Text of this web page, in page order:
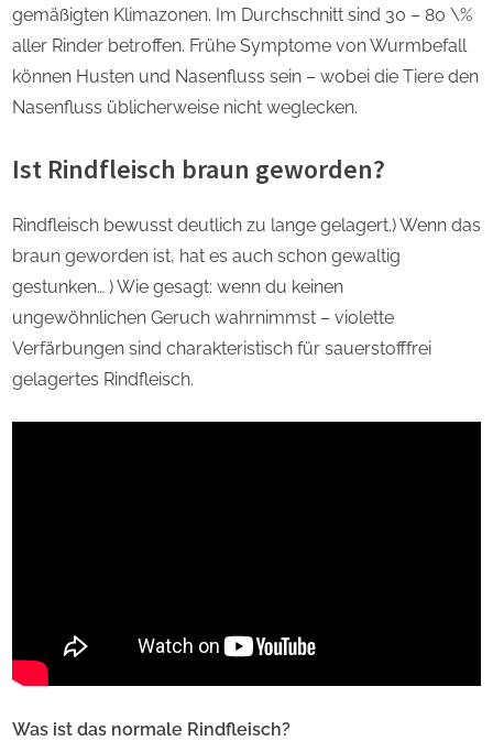
gemäßigten Klimazonen. Im Durchschnitt sind 30 – 80 \%
aller Rinder betroffen. Frühe Symptome von Wurmbefall
können Husten und Nasenfluss sein – wobei die Tiere den
Nasenfluss üblicherweise nicht weglecken.
Ist Rindfleisch braun geworden?
Rindfleisch bewusst deutlich zu lange gelagert.) Wenn das
braun geworden ist, hat es auch schon gewaltig
gestunken… ) Wie gesagt: wenn du keinen
ungewöhnlichen Geruch wahrnimmst – violette
Verfärbungen sind charakteristisch für sauerstofffrei
gelagertes Rindfleisch.
Was ist das normale Rindfleisch?